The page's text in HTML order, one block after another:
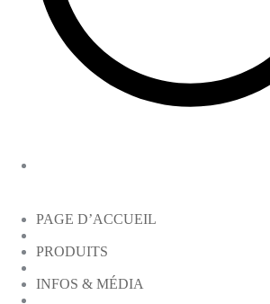
PAGE D’ACCUEIL
PRODUITS
INFOS & MÉDIA